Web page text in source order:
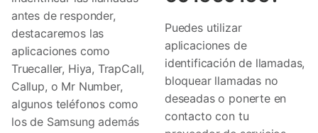
antes de responder,
destacaremos las
aplicaciones como
Truecaller, Hiya, TrapCall,
Callup, o Mr Number,
algunos teléfonos como
los de Samsung además
Puedes utilizar
aplicaciones de
identificación de llamadas,
bloquear llamadas no
deseadas o ponerte en
contacto con tu